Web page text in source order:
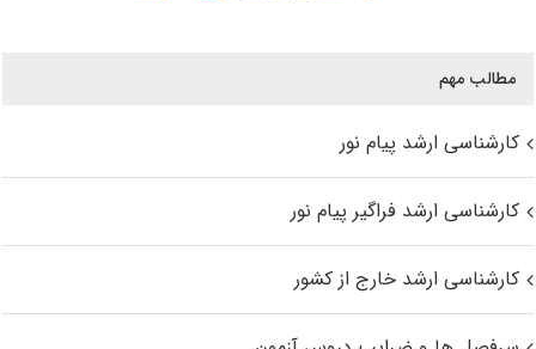
مطالب مهم
کارشناسی ارشد پیام نور
کارشناسی ارشد فراگیر پیام نور
کارشناسی ارشد خارج از کشور